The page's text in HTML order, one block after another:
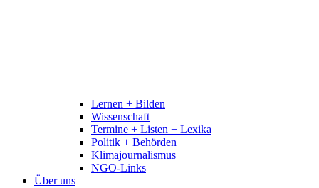
Lernen + Bilden
Wissenschaft
Termine + Listen + Lexika
Politik + Behörden
Klimajournalismus
NGO-Links
Über uns